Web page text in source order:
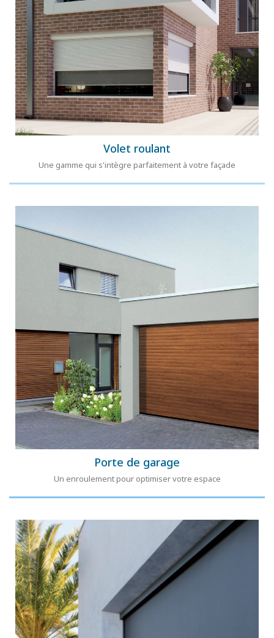
Volet roulant
Une gamme qui s'intègre parfaitement à votre façade
Porte de garage
Un enroulement pour optimiser votre espace